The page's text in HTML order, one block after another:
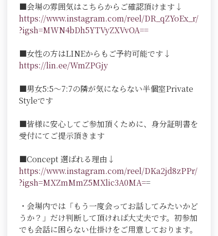
■会場の雰囲気はこちらからご確認頂けます↓
https://www.instagram.com/reel/DR_qZYoEx_r/
?igsh=MWN4bDh5YTVyZXVvOA==
■女性の方はLINEからもご予約可能です↓
https://lin.ee/WmZPGjy
■男女5:5～7:7の隣が気にならない半個室Private
Styleです
■皆様に安心してご参加頂くために、身分証明書を
受付にてご提示頂きます
■Concept 選ばれる理由↓
https://www.instagram.com/reel/DKa2jd8zPPr/
?igsh=MXZmMmZ5MXlic3A0MA==
・会場内では「もう一度会ってお話してみたいかど
うか？」だけ判断して頂ければ大丈夫です。初参加
でも会話に困らない仕掛けをご用意しております。